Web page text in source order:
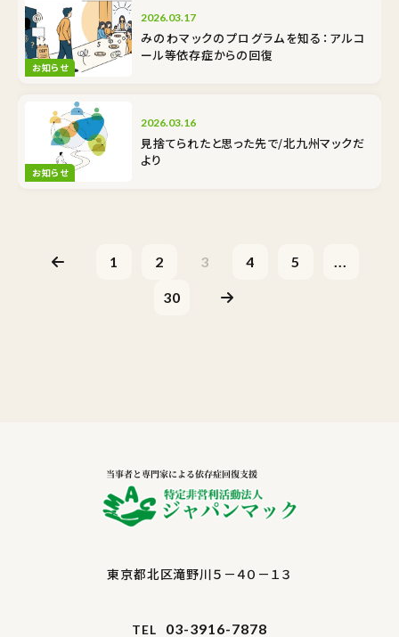
お知らせ
2026.03.17
みのわマックのプログラムを知る：アルコ
ール等依存症からの回復
お知らせ
2026.03.16
見捨てられたと思った先で/北九州マックだ
より
1 2 3 4 5 ...
30
東京都北区滝野川５－４０－１３
TEL 03-3916-7878